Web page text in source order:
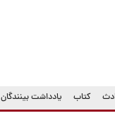
کتاب یادداشت بینندگان